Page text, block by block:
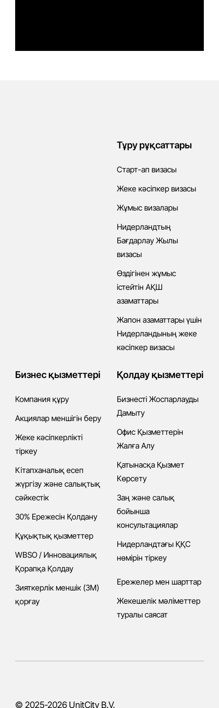
Тұру рұқсаттары
Старт-ап визасы
Жеке кәсіпкер визасы
Жұмыс визалары
Нидерландтың
Бағдарлау Жылы
визасы
Өздігінен жұмыс
істейтін АҚШ
азаматтары
Жапон азаматтары үшін
Нидерландының жеке
кәсіпкер визасы
Бизнес қызметтері
Компания құру
Акциялар меншігін беру
Жеке кәсіпкерлікті
тіркеу
Кітапханалық есеп
жүргізу және салықтық
сәйкестік
30% Ережесін Қолдану
Құқықтық қызметтер
WBSO / Инновациялық
Қорапқа Қолдау
Зияткерлік меншік (ЗМ)
қорғау
Қолдау қызметтері
Бизнесті Жоспарлауды
Дамыту
Офис Қызметтерін
Жалға Алу
Қатынасқа Қызмет
Көрсету
Заң және салық
бойынша
консультациялар
Нидерландтағы ҚҚС
нөмірін тіркеу
Ережелер мен шарттар
Жекешелік мәліметтер
туралы саясат
© 2025-2026 UnitCity B.V.